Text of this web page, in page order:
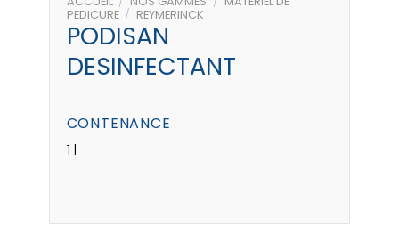
PEDICURE / REYMERINCK
PODISAN
DESINFECTANT
CONTENANCE
1 l